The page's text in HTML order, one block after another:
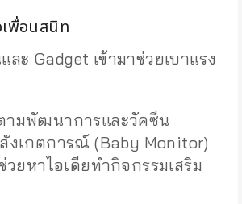
เพื่อนสนิท
ละ Gadget เข้ามาช่วยเบาแรง
ามพัฒนาการและวัคซีน
สังเกตการณ์ (Baby Monitor)
วยหาไอเดียทำกิจกรรมเสริม